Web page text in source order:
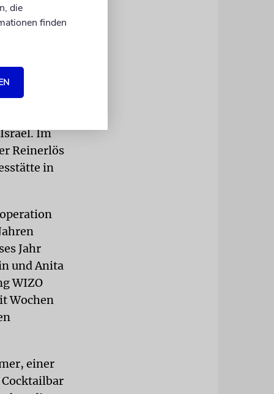
Der
sah.
Im
Reinerlös
in
Jahr
und Anita
WIZO
Wochen
einer
die
finden